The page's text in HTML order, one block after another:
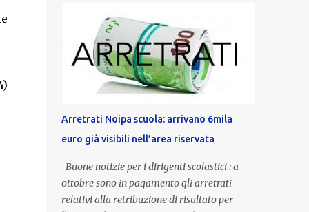
un’anzianità compresa tra 9 e 20 anni
potranno raggiungere fino a 1.002 euro lordi
annui. Il nuovo contratto provinciale
introduce inoltre un congedo speciale
dedicato alle donne vittime di violenza di
genere, in linea con la normativa nazionale e
con l’obiettivo di offrire maggiore tutela e
supporto in situazioni delicate. L’indennità
provinciale per i docenti è un unicum in
Italia: si tratta di una misura esclusiva della
Provincia autonoma di Bolzano, che integra
Arretrati Noipa scuola: arrivano 6mila
euro già visibili nell’area riservata
Buone notizie per i dirigenti scolastici : a
ottobre sono in pagamento gli arretrati
relativi alla retribuzione di risultato per